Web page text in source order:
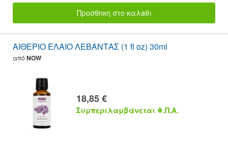
Προσθnκη στο καλaθι
ΑΙΘΕΡΙΟ ΕΛΑΙΟ ΛΕΒΑΝΤΑΣ (1 fl oz) 30ml
από NOW
18,85 €
Συμπεριλαμβάνεται Φ.Π.Α.